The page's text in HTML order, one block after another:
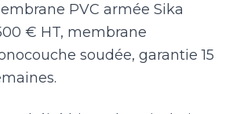
PVC armée Sika
€ HT, membrane
soudée, garantie 15